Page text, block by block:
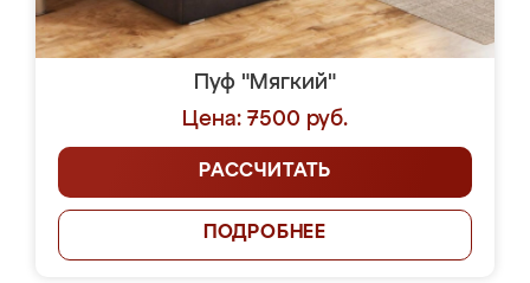
Пуф "Мягкий"
Цена: 7500 руб.
РАССЧИТАТЬ
ПОДРОБНЕЕ